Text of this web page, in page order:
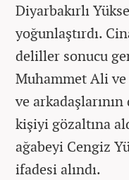
Diyarbakırlı
yoğunlaştırdı.
deliller sonucu
Muhammet Ali ve
ve
kişiyi gözaltına
ağabeyi Cengiz
ifadesi alındı.